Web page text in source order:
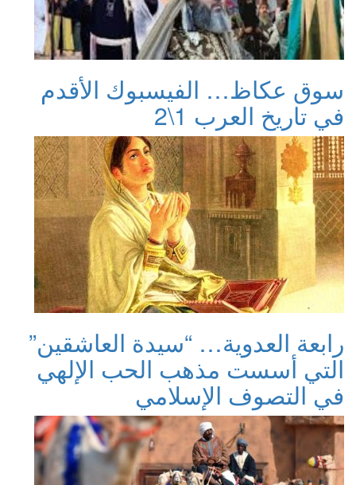
سوق عكاظ… الفيسبوك الأقدم
في تاريخ العرب 1\2
رابعة العدوية… “سيدة العاشقين”
التي أسست مذهب الحب الإلهي
في التصوف الإسلامي